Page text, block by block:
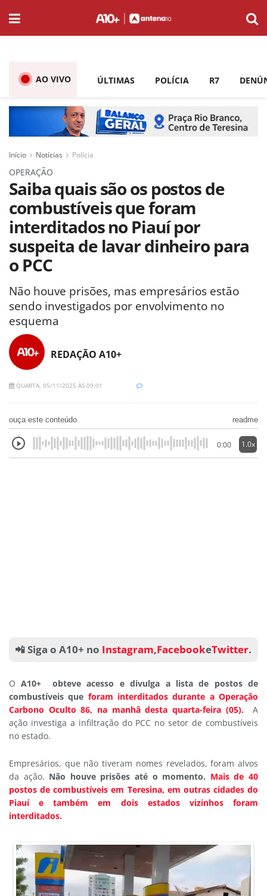
AO VIVO ÚLTIMAS POLÍCIA R7
Início Notícias Polícia
OPERAÇÃO
Saiba quais são os postos de
combustíveis que foram
interditados no Piauí por
suspeita de lavar dinheiro para
o PCC
Não houve prisões, mas empresários estão
sendo investigados por envolvimento no
esquema
REDAÇÃO A10+
QUARTA, 05/11/2025 ÀS 09:01
ouça este conteúdo readme
0:00 1.0x
📲 Siga o A10+ no Instagram,FacebookeTwitter.
O A10+ obteve acesso e divulga a lista de postos de
combustíveis que foram interditados durante a Operação
Carbono Oculto 86, na manhã desta quarta-feira (05).A
ação investiga a infiltração do PCC no setor de combustíveis
no estado.
Empresários, que não tiveram nomes revelados, foram alvos
da ação. Não houve prisões até o momento. Mais de 40
postos de combustíveis em Teresina, em outras cidades do
Piauí e também em dois estados vizinhos foram
interditados.